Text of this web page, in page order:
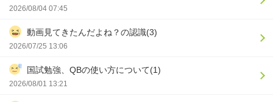
2026/08/04 07:45
動画見てきたんだよね？の認識(3)
2026/07/25 13:06
国試勉強、QBの使い方について(1)
2026/08/01 13:21